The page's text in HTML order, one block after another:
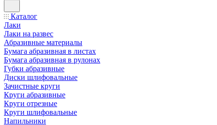
Каталог
Лаки
Лаки на развес
Абразивные материалы
Бумага абразивная в листах
Бумага абразивная в рулонах
Губки абразивные
Диски шлифовальные
Зачистные круги
Круги абразивные
Круги отрезные
Круги шлифовальные
Напильники